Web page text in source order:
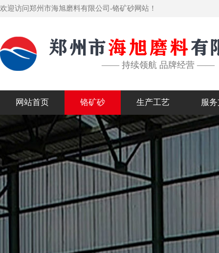
欢迎访问郑州市海旭磨料有限公司-铬矿砂网站！
—— 持续领航 品牌经营 ——
网站首页 铬矿砂 生产工艺 服